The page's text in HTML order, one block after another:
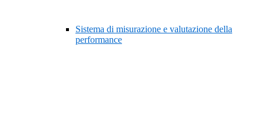
Sistema di misurazione e valutazione della
performance